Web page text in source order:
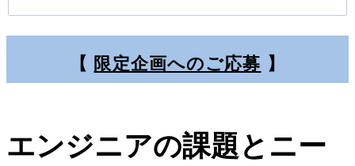
【 限定企画へのご応募 】
エンジニアの課題とニー